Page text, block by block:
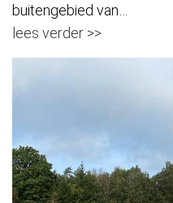
buitengebied van…
lees verder >>